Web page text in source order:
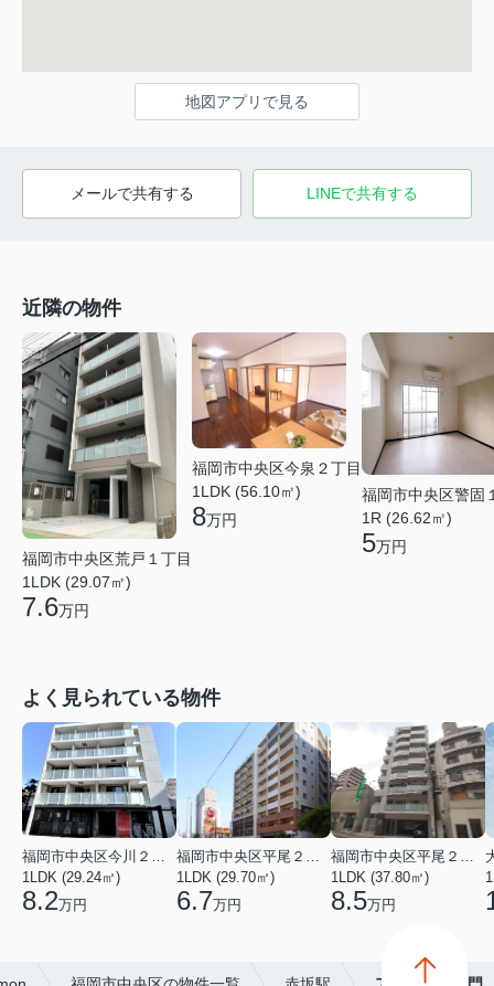
地図アプリで見る
メールで共有する LINEで共有する
近隣の物件
福岡市中央区荒戸１丁目
1LDK (29.07㎡)
7.6万円
福岡市中央区今泉２丁目
1LDK (56.10㎡)
8万円
福岡市中央区警固
1R (26.62㎡)
5万円
よく見られている物件
1LDK (29.24㎡)
8.2万円
1LDK (29.70㎡)
6.7万円
1LDK (37.80㎡)
8.5万円